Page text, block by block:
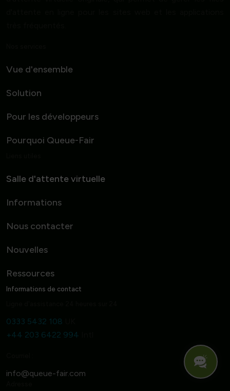
Vue d'ensemble
Solution
Pour les développeurs
Pourquoi Queue-Fair
Salle d'attente virtuelle
Informations
Nous contacter
Nouvelles
Ressources
Informations de contact
0333 5432 108
+44 203 6422 994